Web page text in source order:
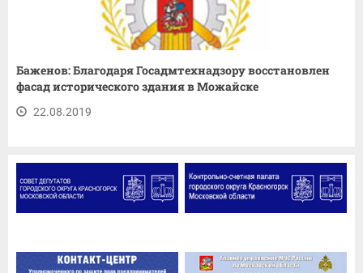
Баженов: Благодаря Госадмтехнадзору восстановлен
фасад исторического здания в Можайске
22.08.2019